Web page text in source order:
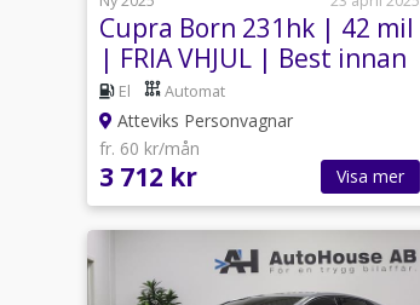
Cupra Born 231hk | 42 mil
| FRIA VHJUL | Best innan
30/4
El Automat
Atteviks Personvagnar
fr. 60 kr/mån
3 712 kr Visa mer